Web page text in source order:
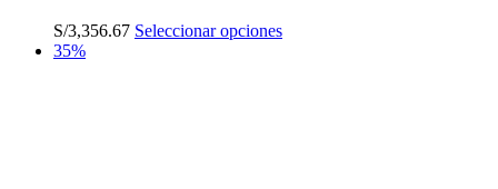
S/3,356.67 Seleccionar opcionesEste
35%